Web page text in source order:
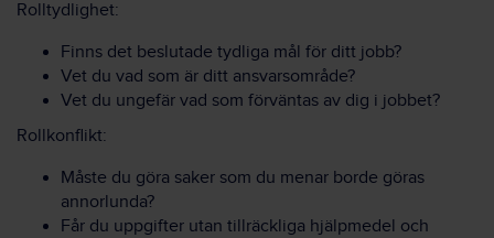
Rolltydlighet:
Finns det beslutade tydliga mål för ditt jobb?
Vet du vad som är ditt ansvarsområde?
Vet du ungefär vad som förväntas av dig i jobbet?
Rollkonflikt:
Måste du göra saker som du menar borde göras
annorlunda?
Får du uppgifter utan tillräckliga hjälpmedel och